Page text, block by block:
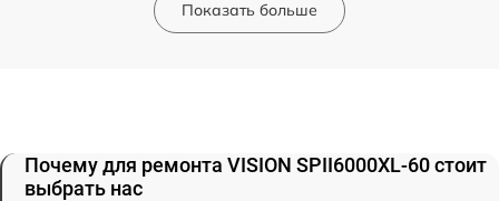
Показать больше
Почему для ремонта VISION SPII6000XL-60 стоит
выбрать нас